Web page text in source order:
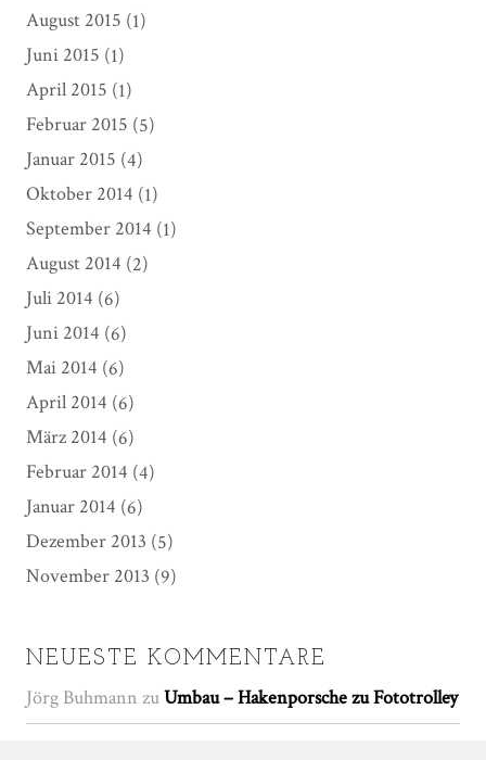
August 2015 (1)
Juni 2015 (1)
April 2015 (1)
Februar 2015 (5)
Januar 2015 (4)
Oktober 2014 (1)
September 2014 (1)
August 2014 (2)
Juli 2014 (6)
Juni 2014 (6)
Mai 2014 (6)
April 2014 (6)
März 2014 (6)
Februar 2014 (4)
Januar 2014 (6)
Dezember 2013 (5)
November 2013 (9)
NEUESTE KOMMENTARE
Jörg Buhmann zuUmbau – Hakenporsche zu Fototrolley